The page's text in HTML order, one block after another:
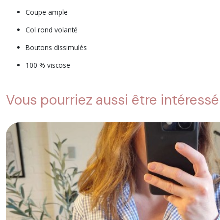
Coupe ample
Col rond volanté
Boutons dissimulés
100 % viscose
Vous pourriez aussi être